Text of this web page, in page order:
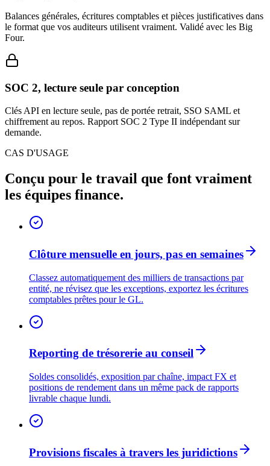
Balances générales, écritures comptables et pièces justificatives dans
le format que vos auditeurs utilisent vraiment. Validé avec les Big
Four.
SOC 2, lecture seule par conception
Clés API en lecture seule, pas de portée retrait, SSO SAML et
chiffrement au repos. Rapport SOC 2 Type II indépendant sur
demande.
CAS D'USAGE
Conçu pour le travail que font vraiment
les équipes finance.
Clôture mensuelle en jours, pas en semaines
Classez automatiquement des milliers de transactions par
entité, ne révisez que les exceptions, exportez les écritures
comptables prêtes pour le GL.
Reporting de trésorerie au conseil
Soldes consolidés, exposition par chaîne, impact FX et
positions de rendement dans un même pack de rapports
livrable chaque lundi.
Provisions fiscales à travers les juridictions